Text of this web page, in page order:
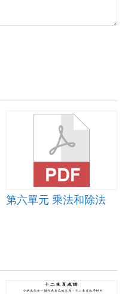
第六單元 乘法和除法